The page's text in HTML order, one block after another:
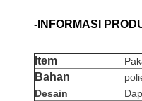
-INFORMASI
Item
Bahan
Desain